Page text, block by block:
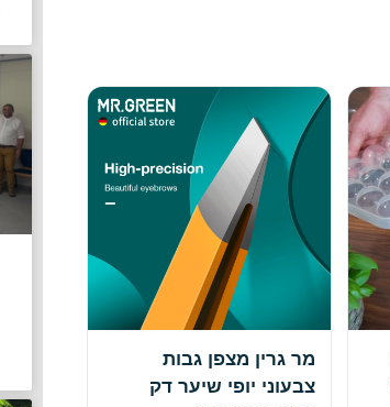
מר גרין מצפן גבות
צבעוני יופי שיער דק